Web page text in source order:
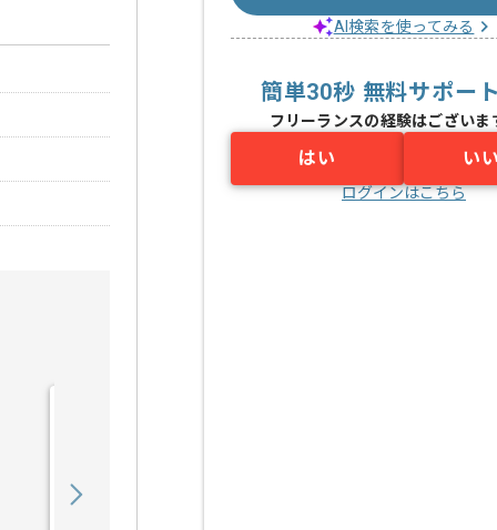
AI検索を使ってみる
簡単30秒 無料サポー
フリーランスの経験はございま
はい い
ログインはこちら